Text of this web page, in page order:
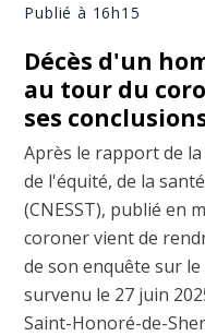
Publié à 16h15
Décès d'un
au tour du
ses
Après le rapport de
de l'équité, de la
(CNESST), publié en
coroner vient de
de son enquête sur
survenu le 27 juin
Saint-Honoré-de-